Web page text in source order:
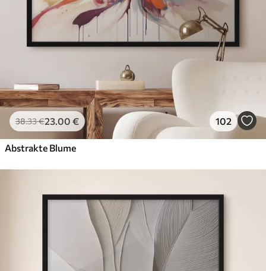
38.33€23.00 € 102
Abstrakte Blume